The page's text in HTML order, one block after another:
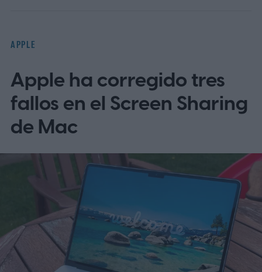
APPLE
Apple ha corregido tres
fallos en el Screen Sharing
de Mac